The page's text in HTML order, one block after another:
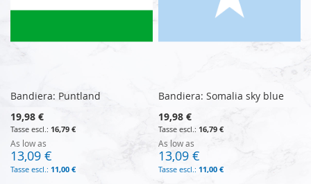
Bandiera: Puntland
19,98 €
16,79 €
As low as
13,09 €
11,00 €
Bandiera: Somalia sky blue
19,98 €
16,79 €
As low as
13,09 €
11,00 €